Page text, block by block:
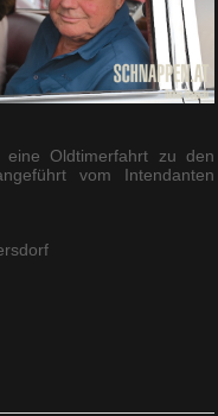
Oldtimerfahrt zu den
vom Intendanten